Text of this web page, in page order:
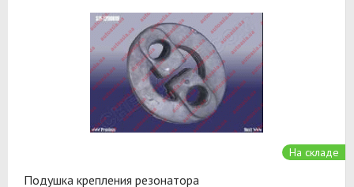
На складе
Подушка крепления резонатора